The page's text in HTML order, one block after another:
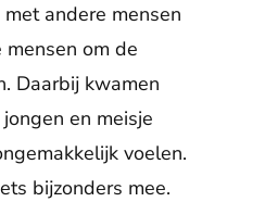
andere mensen
om de
Daarbij kwamen
en meisje
voelen.
bijzonders mee.